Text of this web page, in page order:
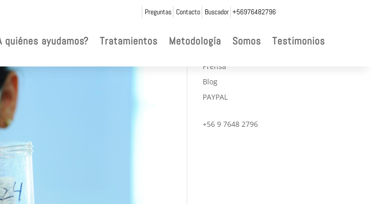
Preguntas Contacto Buscador +56976482796
quiénes ayudamos? Tratamientos Metodología Somos Testimonios
Prensa
Blog
PAYPAL
+56 9 7648 2796